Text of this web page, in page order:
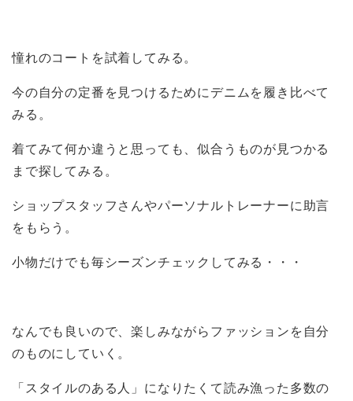
憧れのコートを試着してみる。
今の自分の定番を見つけるためにデニムを履き比べて
みる。
着てみて何か違うと思っても、似合うものが見つかる
まで探してみる。
ショップスタッフさんやパーソナルトレーナーに助言
をもらう。
小物だけでも毎シーズンチェックしてみる・・・
なんでも良いので、楽しみながらファッションを自分
のものにしていく。
「スタイルのある人」になりたくて読み漁った多数の